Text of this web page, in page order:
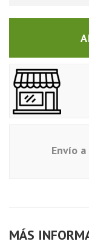
Envío
MÁS